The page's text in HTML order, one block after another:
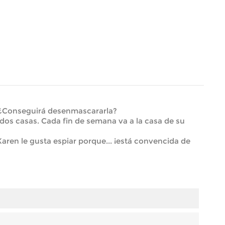
desenmascararla?
casas. Cada fin de semana va a la casa de su
le gusta espiar porque... ¡está convencida de